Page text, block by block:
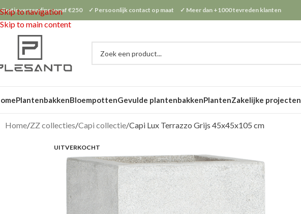
Skip to navigation
Skip to main content
verzending vanaf €250 ✓ Persoonlijk contact op maat ✓ Meer dan +1000 tevreden klanten
PlantenbakkenBloempottenGevulde plantenbakkenPlantenZakelijke projecten
Home ZZ collecties Capi collectie Capi Lux Terrazzo Grijs 45x45x105 cm
UITVERKOCHT